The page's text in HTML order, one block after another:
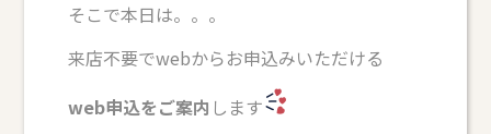
そこで本日は。。。
来店不要でwebからお申込みいただける
web申込をご案内 します